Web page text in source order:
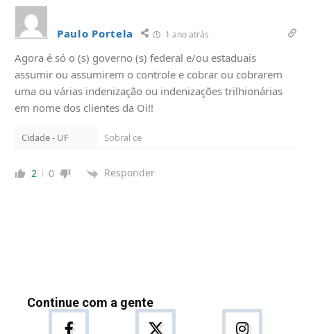
Paulo Portela 1 ano atrás
Agora é só o (s) governo (s) federal e/ou estaduais
assumir ou assumirem o controle e cobrar ou cobrarem
uma ou várias indenização ou indenizações trilhionárias
em nome dos clientes da Oi!!
Cidade - UF Sobral ce
2 0 Responder
Continue com a gente